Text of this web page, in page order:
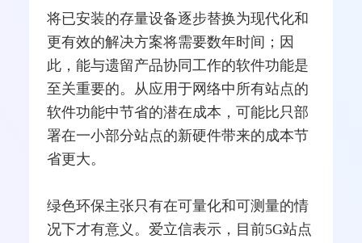
将已安装的存量设备逐步替换为现代化和
更有效的解决方案将需要数年时间；因
此，能与遗留产品协同工作的软件功能是
至关重要的。从应用于网络中所有站点的
软件功能中节省的潜在成本，可能比只部
署在一小部分站点的新硬件带来的成本节
省更大。
绿色环保主张只有在可量化和可测量的情
况下才有意义。 爱立信表示，目前5G站点